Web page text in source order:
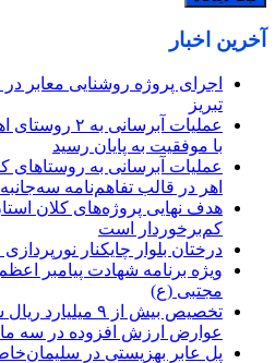
آخرین اخبار
اجرای پروژه روشنایی معابر
تبریز
عملیات
با موفقیت به پایان رسید
عملیات آبرسانی به روستاهای
اهر در قالب تفاهم‌نامه
هدف نهایی پروژه‌های کلان
کم‌برخوردار است
درختان بلوار چایکنار
ویژه برنامه شهادت پیامبر
مجتبی (ع)
تخصیص بیش از ۹
عوارض ارزش افزوده در سه ماهه
پل عابر بهزیستی در